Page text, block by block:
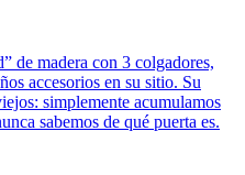
de madera con 3 colgadores,
accesorios en su sitio. Su
simplemente acumulamos
sabemos de qué puerta es.